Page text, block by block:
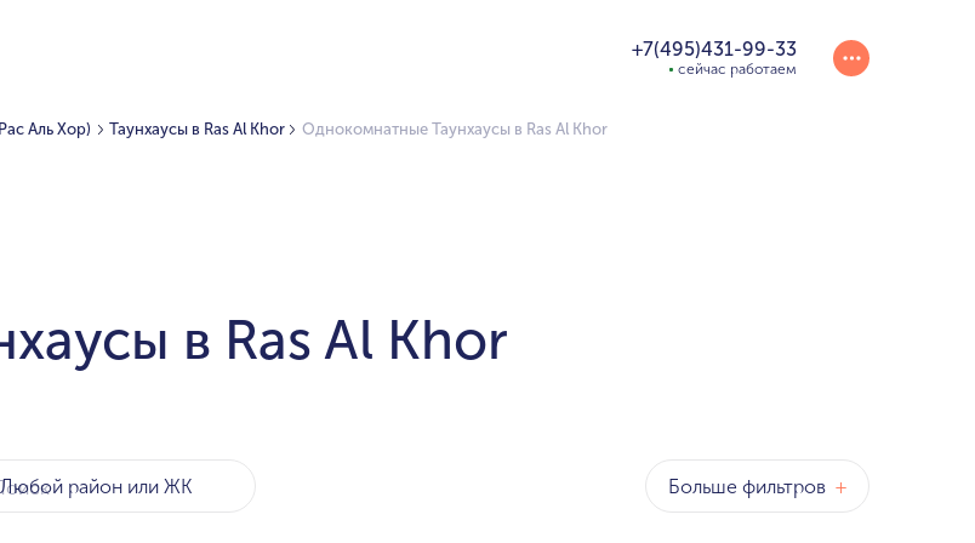
+7(495)431-99-33
сейчас работаем
Аль Хор) Таунхаусы в Ras Al Khor Однокомнатные Таунхаусы в Ras Al Khor
в Ras Al Khor
Больше фильтров +